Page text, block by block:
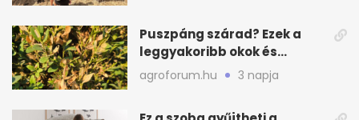
Puszpáng szárad? Ezek a
leggyakoribb okok és
teendők
agroforum.hu 3 napja